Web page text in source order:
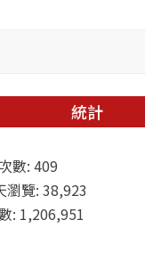
統計
數:409
瀏覽:38,923
: 1,206,951